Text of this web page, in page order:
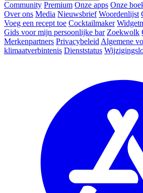
Community Premium Onze apps Onze
Over ons Media Nieuwsbrief Woordenlijst
Voeg een recept toe Cocktailmaker
Gids voor mijn persoonlijke bar Zoekwolk
Merkenpartners Privacybeleid Algemene
klimaatverbintenis Dienststatus